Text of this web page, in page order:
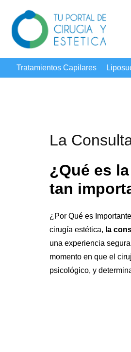
Tratamientos Capilares
La
¿Qué es
tan
¿Por Qué es
cirugía estética, la
una experiencia
momento en que el
psicológico, y